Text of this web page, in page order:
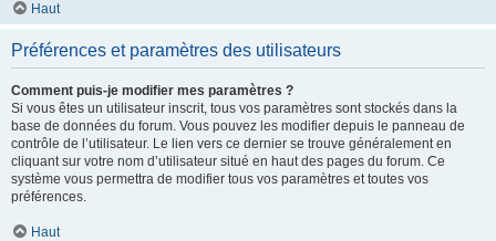
Haut
Préférences et paramètres des utilisateurs
Comment puis-je modifier mes paramètres ?
Si vous êtes un utilisateur inscrit, tous vos paramètres sont stockés dans la
base de données du forum. Vous pouvez les modifier depuis le panneau de
contrôle de l’utilisateur. Le lien vers ce dernier se trouve généralement en
cliquant sur votre nom d’utilisateur situé en haut des pages du forum. Ce
système vous permettra de modifier tous vos paramètres et toutes vos
préférences.
Haut